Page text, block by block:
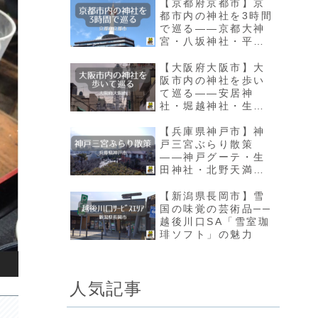
【京都府京都市】京
都市内の神社を3時間
で巡る――京都大神
宮・八坂神社・平安
【大阪府大阪市】大
阪市内の神社を歩い
て巡る――安居神
社・堀越神社・生國
【兵庫県神戸市】神
戸三宮ぶらり散策
――神戸グーテ・生
田神社・北野天満神
【新潟県長岡市】雪
国の味覚の芸術品──
越後川口SA「雪室珈
琲ソフト」の魅力
人気記事